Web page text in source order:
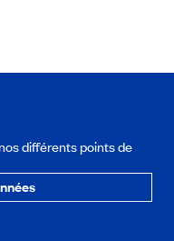
différents points de